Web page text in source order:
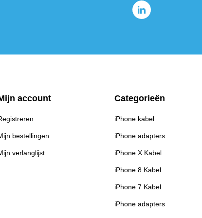
account
bestellingen
verlanglijst
Categorieën
iPhone kabel
iPhone adapters
iPhone X Kabel
iPhone 8 Kabel
iPhone 7 Kabel
iPhone adapters